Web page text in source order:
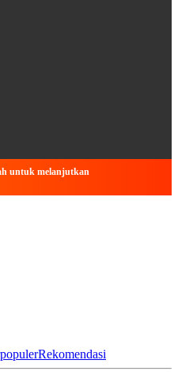
untuk melanjutkan
Rekomendasi